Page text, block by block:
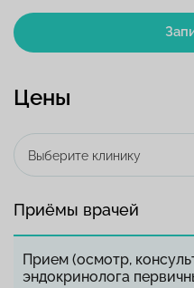
Цены
Выберите клинику
Приёмы врачей
Прием (осмотр,
эндокринолога